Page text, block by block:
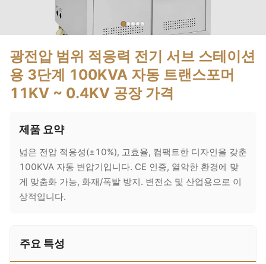
광전압 범위 적응력 전기 서브 스테이션
용 3단계 100KVA 자동 트랜스포머
11KV ~ 0.4KV 공장 가격
제품 요약
넓은 전압 적응성(±10%), 고효율, 컴팩트한 디자인을 갖춘
100KVA 자동 변압기입니다. CE 인증, 열악한 환경에 맞
게 맞춤화 가능, 화재/폭발 방지. 변전소 및 산업용으로 이
상적입니다.
주요 특성